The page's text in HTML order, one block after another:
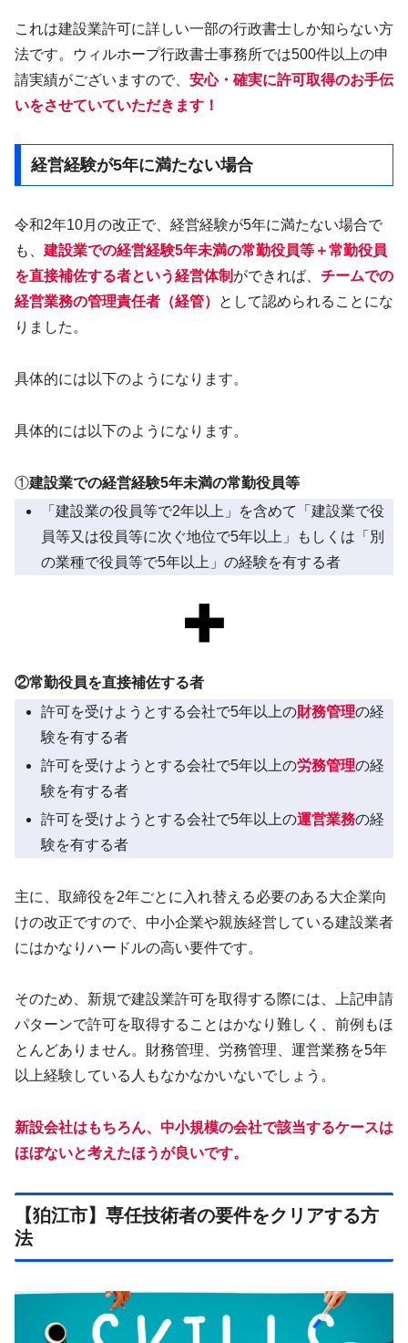
これは建設業許可に詳しい一部の行政書士しか知らない方
法です。ウィルホープ行政書士事務所では500件以上の申
請実績がございますので、 安心・確実に許可取得のお手伝
いをさせていていただきます！
経営経験が5年に満たない場合
令和2年10月の改正で、経営経験が5年に満たない場合で
も、 建設業での経営経験5年未満の常勤役員等＋常勤役員
を直接補佐する者という経営体制 ができれば、 チームでの
経営業務の管理責任者（経管）
として認められることにな
りました。
具体的には以下のようになります。
具体的には以下のようになります。
①建設業での経営経験5年未満の常勤役員等
「建設業の役員等で2年以上」を含めて「建設業で役
員等又は役員等に次ぐ地位で5年以上」もしくは「別
の業種で役員等で5年以上」の経験を有する者
②常勤役員を直接補佐する者
許可を受けようとする会社で5年以上の財務管理の経
験を有する者
許可を受けようとする会社で5年以上の労務管理の経
験を有する者
許可を受けようとする会社で5年以上の運営業務の経
験を有する者
主に、取締役を2年ごとに入れ替える必要のある大企業向
けの改正ですので、中小企業や親族経営している建設業者
にはかなりハードルの高い要件です。
そのため、新規で建設業許可を取得する際には、上記申請
パターンで許可を取得することはかなり難しく、前例もほ
とんどありません。財務管理、労務管理、運営業務を5年
以上経験している人もなかなかいないでしょう。
新設会社はもちろん、中小規模の会社で該当するケースは
ほぼないと考えたほうが良いです。
【狛江市】専任技術者の要件をクリアする方
法